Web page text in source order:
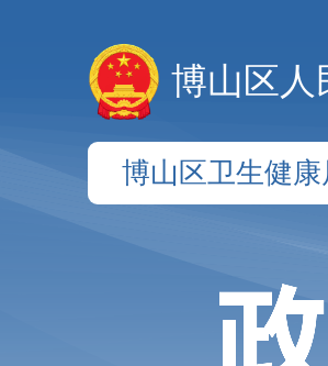
博山区人
博山区卫生健康